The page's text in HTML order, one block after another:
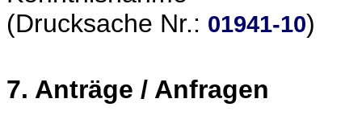
(Drucksache Nr.: 01941-10)
7. Anträge / Anfragen